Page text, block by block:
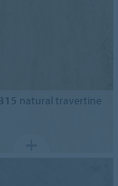
natural travertine